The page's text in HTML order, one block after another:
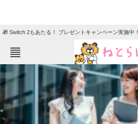
🎁 Switch 2もあたる！ プレゼントキャンペーン実施中！
ねとらぼメニュー
TOP ニュース
エンタメ クイズ
グルメ 地域